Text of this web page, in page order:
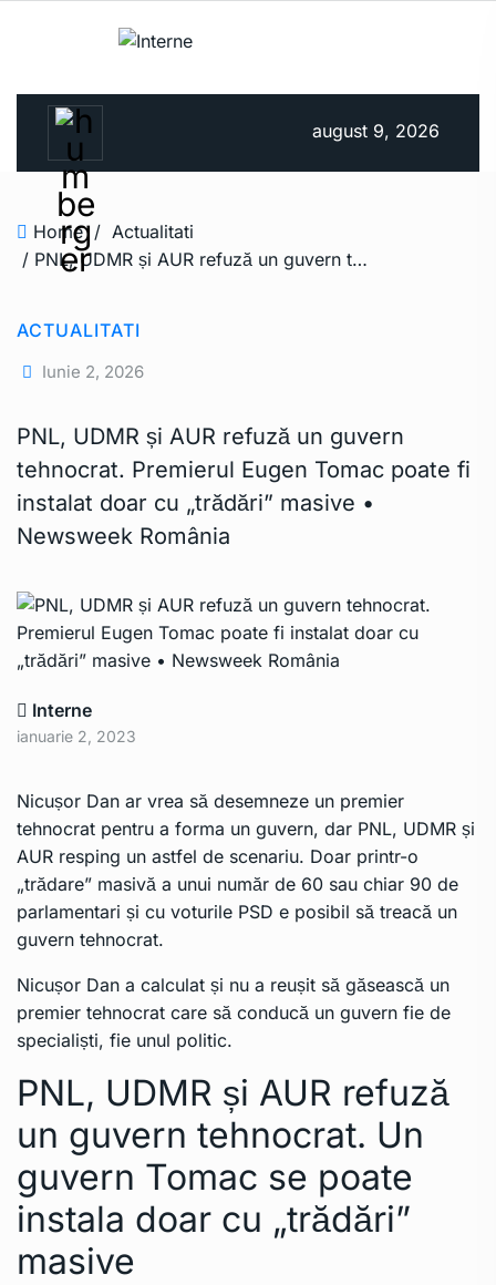
august 9, 2026
Home / Actualitati
/ PNL, UDMR și AUR refuză un guvern tehnocrat. Premierul Eugen Tomac poate fi instalat doar cu „trădări” masive • Newsweek România
ACTUALITATI
Iunie 2, 2026
PNL, UDMR și AUR refuză un guvern
tehnocrat. Premierul Eugen Tomac poate fi
instalat doar cu „trădări” masive •
Newsweek România
Interne
ianuarie 2, 2023
Nicușor Dan ar vrea să desemneze un premier
tehnocrat pentru a forma un guvern, dar PNL, UDMR și
AUR resping un astfel de scenariu. Doar printr-o
„trădare” masivă a unui număr de 60 sau chiar 90 de
parlamentari și cu voturile PSD e posibil să treacă un
guvern tehnocrat.
Nicușor Dan a calculat și nu a reușit să găsească un
premier tehnocrat care să conducă un guvern fie de
specialiști, fie unul politic.
PNL, UDMR și AUR refuză
un guvern tehnocrat. Un
guvern Tomac se poate
instala doar cu „trădări”
masive